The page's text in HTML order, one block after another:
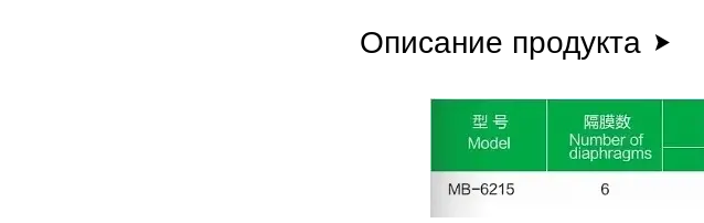
Описание продукта 